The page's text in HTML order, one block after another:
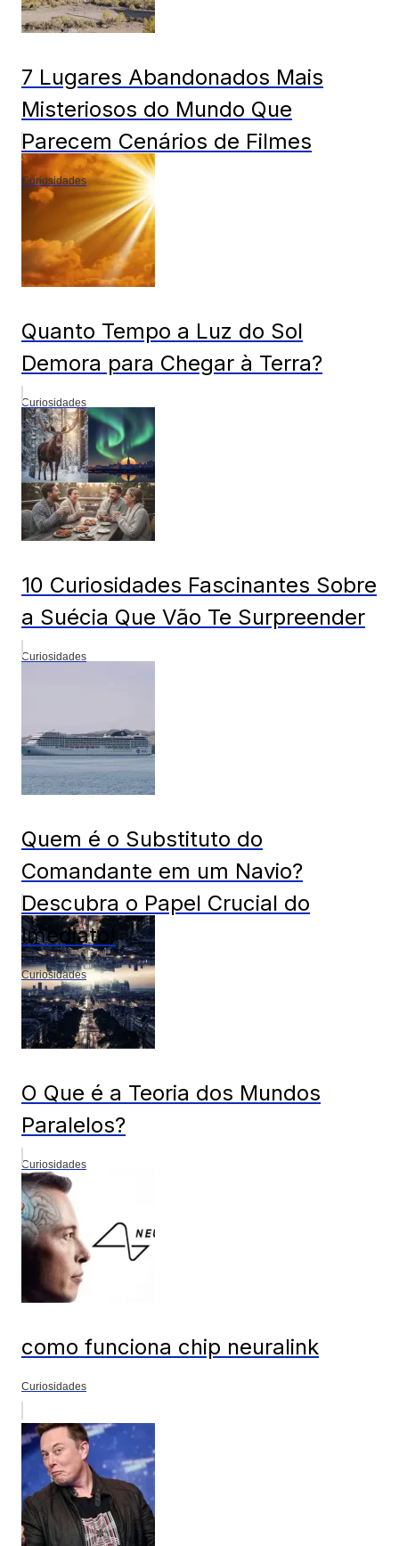
7 Lugares Abandonados Mais
Misteriosos do Mundo Que
Parecem Cenários de Filmes
Curiosidades
Quanto Tempo a Luz do Sol
Demora para Chegar à Terra?
Curiosidades
10 Curiosidades Fascinantes Sobre
a Suécia Que Vão Te Surpreender
Curiosidades
Quem é o Substituto do
Comandante em um Navio?
Descubra o Papel Crucial do
Imediato!
Curiosidades
O Que é a Teoria dos Mundos
Paralelos?
Curiosidades
como funciona chip neuralink
Curiosidades